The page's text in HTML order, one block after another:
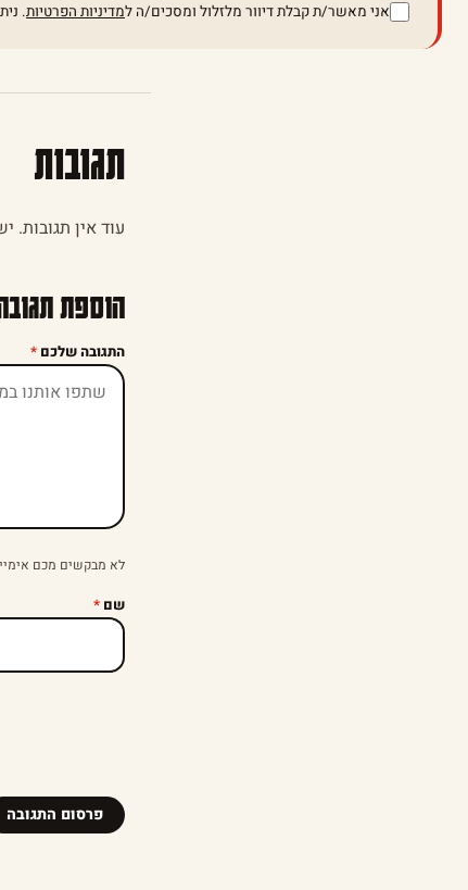
אני מאשר/ת קבלת דיוור מלזלול ומסכים/ה למדיניות הפרטיות.
תגובות
עוד אין תגובות.
הוספת
התגובה שלכם *
לא מבקשים מכם
שם *